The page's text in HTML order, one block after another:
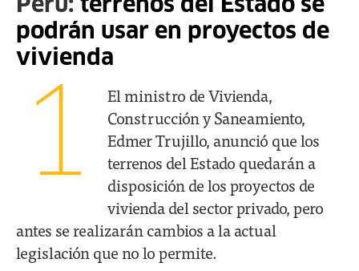
Perú: terrenos del Estado se
podrán usar en proyectos de
vivienda
1
El ministro de Vivienda,
Construcción y Saneamiento,
Edmer Trujillo, anunció que los
terrenos del Estado quedarán a
disposición de los proyectos de
vivienda del sector privado, pero
antes se realizarán cambios a la actual
legislación que no lo permite.